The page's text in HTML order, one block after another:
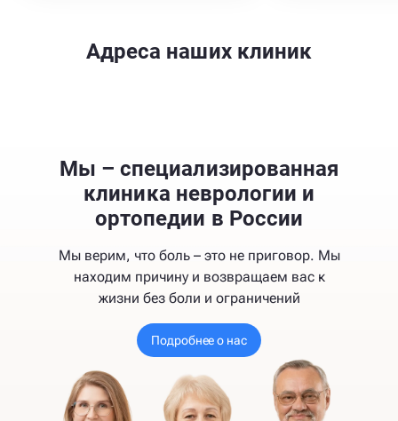
Адреса наших клиник
Мы – специализированная
клиника неврологии и
ортопедии в России
Мы верим, что боль – это не приговор. Мы
находим причину и возвращаем вас к
жизни без боли и ограничений
Подробнее о нас